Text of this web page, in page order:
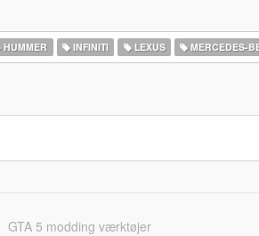
HUMMER INFINITI LEXUS MERCEDES-
GTA 5 modding værktøjer